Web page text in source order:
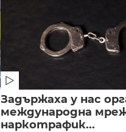
Задържаха у нас
международна
наркотрафик...